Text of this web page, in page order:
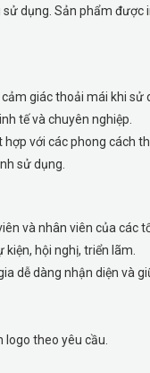
dụng. Sản phẩm được
giác thoải mái khi sử
tế và chuyên nghiệp.
với các phong cách
sử dụng.
và nhân viên của các
hội nghị, triển lãm.
dễ dàng nhận diện và
theo yêu cầu.